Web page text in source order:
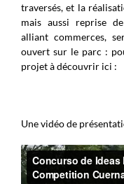
traversés, et la
mais aussi reprise
alliant commerces,
ouvert sur le parc :
projet à découvrir ici :
Une vidéo de